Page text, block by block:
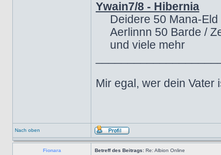
Ywain7/8 - Hibernia
Deidere 50 Mana-
Aerlinnn 50 Barde /
und viele mehr
Mir egal, wer dein
Nach oben
Fionara Betreff des Beitrags: Re: Albion Online